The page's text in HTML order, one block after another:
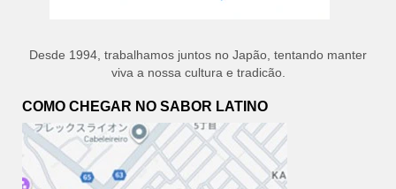
Desde 1994, trabalhamos juntos no Japão, tentando manter
viva a nossa cultura e tradicão.
COMO CHEGAR NO SABOR LATINO